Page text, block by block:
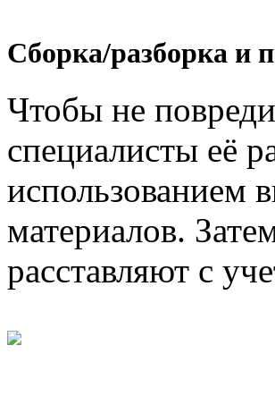
Сборка/разборка и
Чтобы не
специалисты её
использованием
материалов.
расставляют с